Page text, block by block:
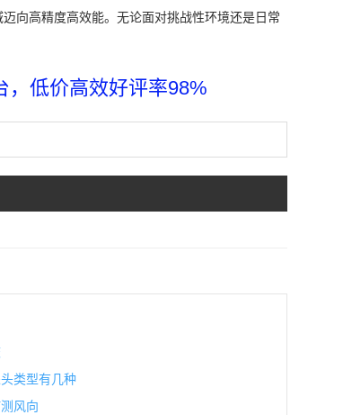
向高精度高效能。无论面对挑战性环境还是日常
，低价高效好评率98%
类型有几种
风向